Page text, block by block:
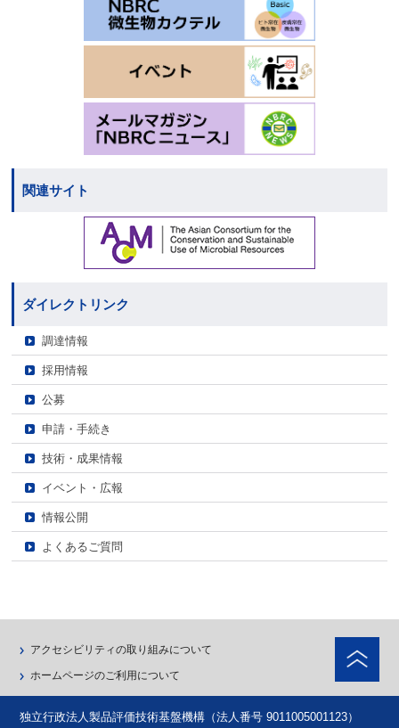
関連サイト
ダイレクトリンク
調達情報
採用情報
公募
申請・手続き
技術・成果情報
イベント・広報
情報公開
よくあるご質問
アクセシビリティの取り組みについて
ホームページのご利用について
独立行政法人製品評価技術基盤機構（法人番号 9011005001123）